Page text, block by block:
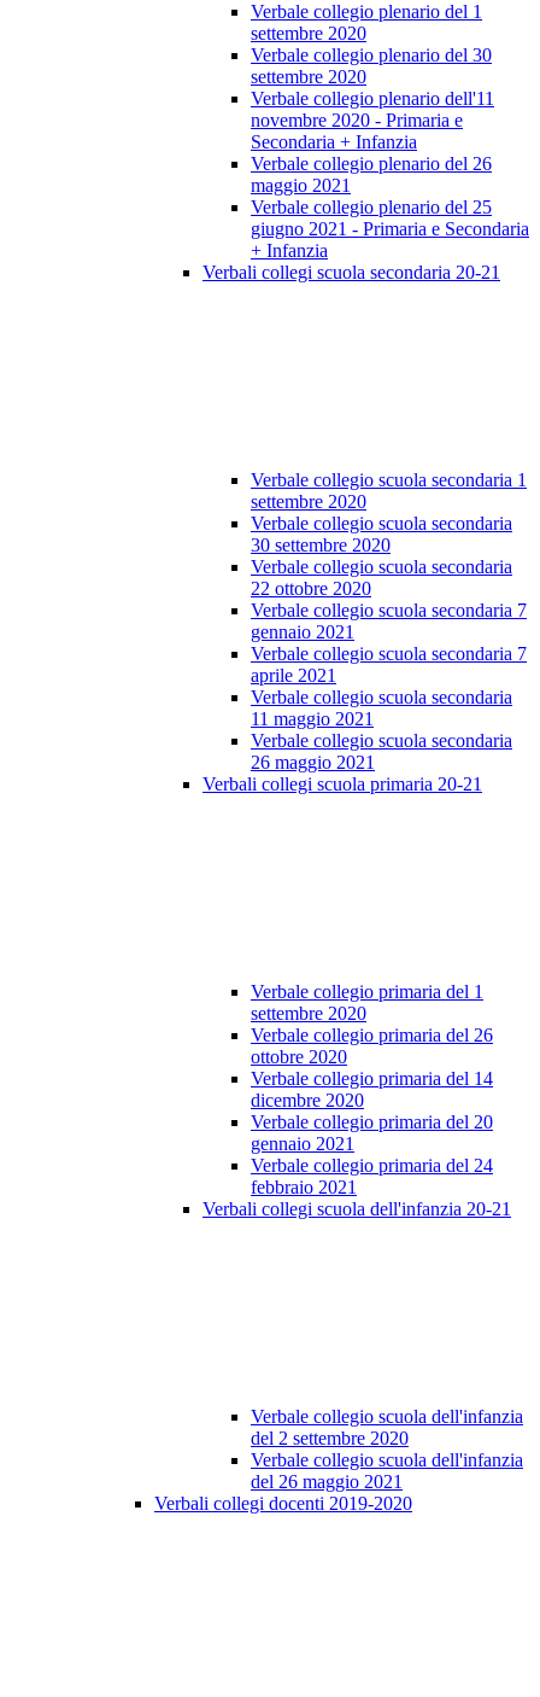
Verbale collegio plenario del 1
settembre 2020
Verbale collegio plenario del 30
settembre 2020
Verbale collegio plenario dell'11
novembre 2020 - Primaria e
Secondaria + Infanzia
Verbale collegio plenario del 26
maggio 2021
Verbale collegio plenario del 25
giugno 2021 - Primaria e Secondaria
+ Infanzia
Verbali collegi scuola secondaria 20-21
Verbale collegio scuola secondaria 1
settembre 2020
Verbale collegio scuola secondaria
30 settembre 2020
Verbale collegio scuola secondaria
22 ottobre 2020
Verbale collegio scuola secondaria 7
gennaio 2021
Verbale collegio scuola secondaria 7
aprile 2021
Verbale collegio scuola secondaria
11 maggio 2021
Verbale collegio scuola secondaria
26 maggio 2021
Verbali collegi scuola primaria 20-21
Verbale collegio primaria del 1
settembre 2020
Verbale collegio primaria del 26
ottobre 2020
Verbale collegio primaria del 14
dicembre 2020
Verbale collegio primaria del 20
gennaio 2021
Verbale collegio primaria del 24
febbraio 2021
Verbali collegi scuola dell'infanzia 20-21
Verbale collegio scuola dell'infanzia
del 2 settembre 2020
Verbale collegio scuola dell'infanzia
del 26 maggio 2021
Verbali collegi docenti 2019-2020